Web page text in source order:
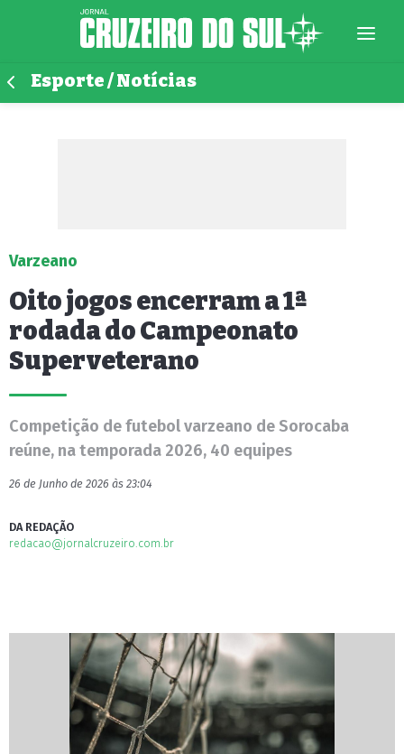
Esporte / Notícias
Varzeano
Oito jogos encerram a 1ª
rodada do Campeonato
Superveterano
Competição de futebol varzeano de Sorocaba
reúne, na temporada 2026, 40 equipes
26 de Junho de 2026 às 23:04
DA REDAÇÃO
redacao@jornalcruzeiro.com.br